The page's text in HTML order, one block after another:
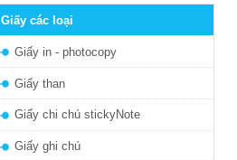
Giấy các loại
Giấy in - photocopy
Giấy than
Giấy chi chú stickyNote
Giấy ghi chú